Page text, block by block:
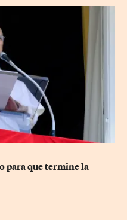
para que termine la